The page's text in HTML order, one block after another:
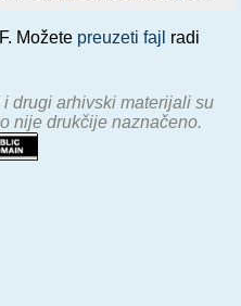
Možete preuzeti fajl radi
drugi arhivski materijali su
nije drukčije naznačeno.